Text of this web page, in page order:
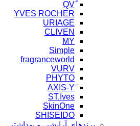
YVES ROCHER
URIAGE
CLIVEN
MY
Simple
fragranceworld
VURV
PHYTO
ST.Ives
SkinOne
SHISEIDO